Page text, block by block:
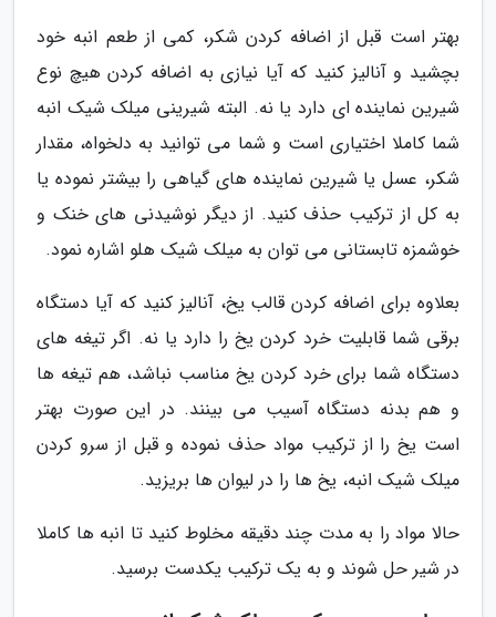
بهتر است قبل از اضافه کردن شکر، کمی از طعم انبه خود
بچشید و آنالیز کنید که آیا نیازی به اضافه کردن هیچ نوع
شیرین نماینده ای دارد یا نه. البته شیرینی میلک شیک انبه
شما کاملا اختیاری است و شما می توانید به دلخواه، مقدار
شکر، عسل یا شیرین نماینده های گیاهی را بیشتر نموده یا
به کل از ترکیب حذف کنید. از دیگر نوشیدنی های خنک و
خوشمزه تابستانی می توان به میلک شیک هلو اشاره نمود.
بعلاوه برای اضافه کردن قالب یخ، آنالیز کنید که آیا دستگاه
برقی شما قابلیت خرد کردن یخ را دارد یا نه. اگر تیغه های
دستگاه شما برای خرد کردن یخ مناسب نباشد، هم تیغه ها
و هم بدنه دستگاه آسیب می بینند. در این صورت بهتر
است یخ را از ترکیب مواد حذف نموده و قبل از سرو کردن
میلک شیک انبه، یخ ها را در لیوان ها بریزید.
حالا مواد را به مدت چند دقیقه مخلوط کنید تا انبه ها کاملا
در شیر حل شوند و به یک ترکیب یکدست برسید.